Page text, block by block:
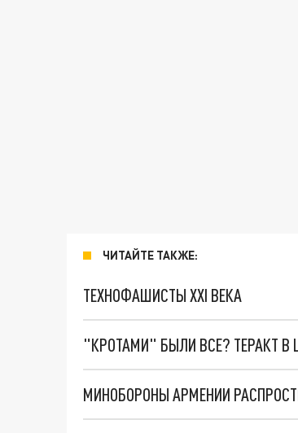
ЧИТАЙТЕ ТАКЖЕ:
ТЕХНОФАШИСТЫ XXI ВЕКА
"КРОТАМИ" БЫЛИ ВСЕ? ТЕРАКТ